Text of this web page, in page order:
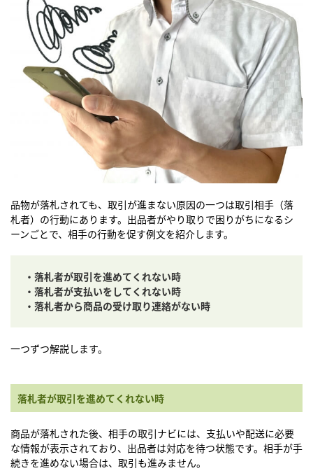
品物が落札されても、取引が進まない原因の一つは取引相手（落
札者）の行動にあります。出品者がやり取りで困りがちになるシ
ーンごとで、相手の行動を促す例文を紹介します。
・落札者が取引を進めてくれない時
・落札者が支払いをしてくれない時
・落札者から商品の受け取り連絡がない時
一つずつ解説します。
落札者が取引を進めてくれない時
商品が落札された後、相手の取引ナビには、支払いや配送に必要
な情報が表示されており、出品者は対応を待つ状態です。相手が手
続きを進めない場合は、取引も進みません。